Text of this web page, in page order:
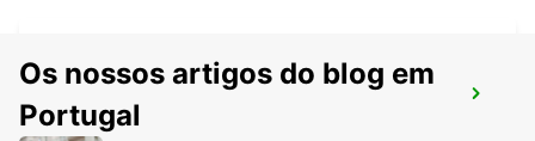
AEROPORTO DE HERVEY BAY
HERVEY BAY - AUSTRALIA
Os nossos artigos do blog em
Portugal